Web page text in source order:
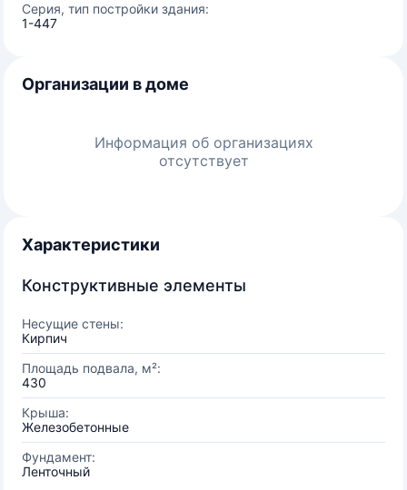
Серия, тип постройки здания:
1-447
Организации в доме
Информация об организациях
отсутствует
Характеристики
Конструктивные элементы
Несущие стены:
Кирпич
Площадь подвала, м²:
430
Крыша:
Железобетонные
Фундамент:
Ленточный